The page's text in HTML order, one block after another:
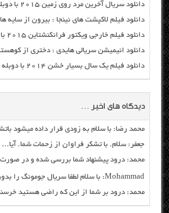
دانلود سریال آخرین مرد روی زمین ۲۰۱۵ با دوبله فارسی
دانلود فیلم لاکپشت های نینجا : بیرون از سایه ها ۲۰۱۶ با دوبله فارسی
دانلود فیلم خارجی ویکتور فرانکنشتاین ۲۰۱۵ با دوبله فارسی
دانلود انیمیشن سریالی هایدی : دختری از
دانلود فیلم یک سال بسیار خشن ۲۰۱۴ با دوبله فارسی
دیدگاه های اخیر …
محمد رضا: با سلام به زودی قرار داده میشود
جعفر: سلام. با تشکر فراوان از زحمات شما. آیا...
محمد: درود پیشنهاد شما بررسی شده و در
Mohammad: با سلام لطفا سریال جومونگ را بدون سانس...
محمد: درود بر شما از این که راضی هستید